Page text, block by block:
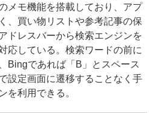
メモ機能を搭載しており、アプ
、買い物リストや参考記事の保
ドレスバーから検索エンジンを
応している。検索ワードの前に
Bingであれば「B」とスペース
設定画面に遷移することなく手
を利用できる。